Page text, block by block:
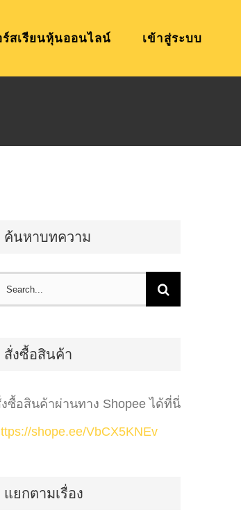
ร์สเรียนหุ้นออนไลน์ เข้าสู่ระบบ
ค้นหาบทความ
Search
สั่งซื้อสินค้า
ซื้อสินค้าผ่านทาง Shopee ได้ที่นี่
shope.ee/VbCX5KNEv
แยกตามเรื่อง